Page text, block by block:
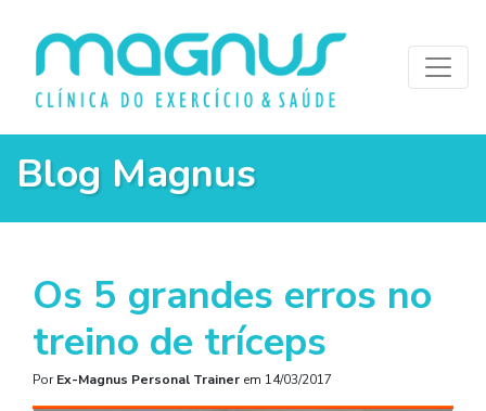
Blog Magnus
Os 5 grandes erros no
treino de tríceps
PorEx-Magnus Personal Trainer em 14/03/2017